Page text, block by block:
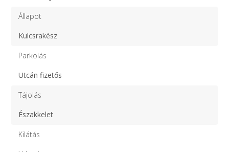
Állapot
Kulcsrakész
Parkolás
Utcán fizetős
Tájolás
Északkelet
Kilátás